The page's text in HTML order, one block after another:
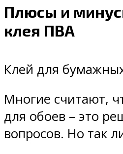
Плюсы и
клея ПВА
Клей для
Многие считают,
для обоев – это
вопросов. Но так